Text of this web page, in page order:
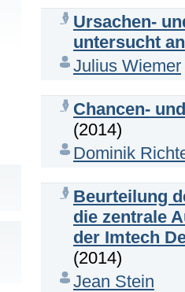
Ursachen-
untersucht
Julius Wiemer
Chancen-
(2014)
Dominik
Beurteilung
die zentrale
der Imtech
(2014)
Jean Stein